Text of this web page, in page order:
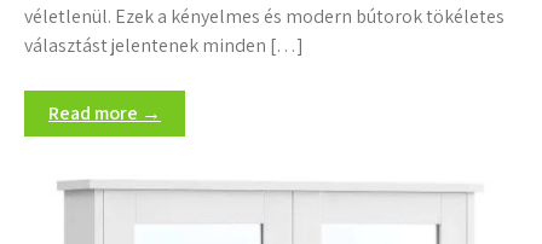
véletlenül. Ezek a kényelmes és modern bútorok tökéletes
választást jelentenek minden […]
Read more →